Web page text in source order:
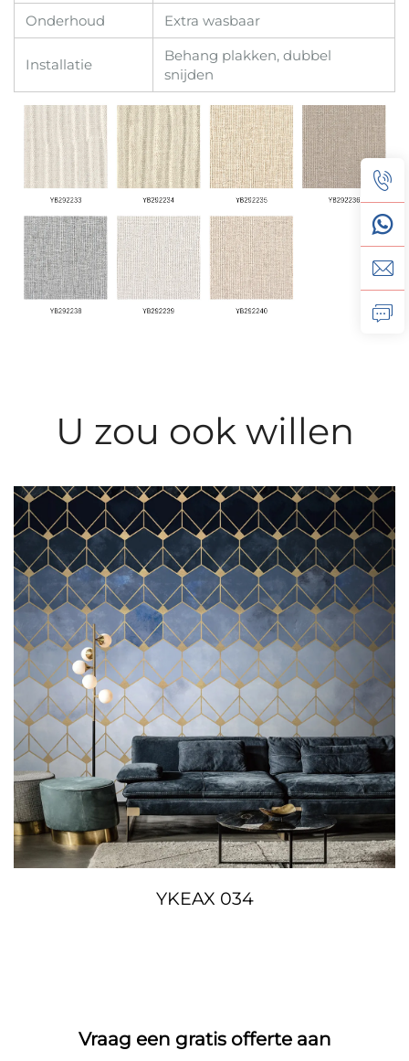
Onderhoud Extra wasbaar
Installatie
Behang plakken, dubbel
snijden
U zou ook willen
YKEAX 034
Vraag een gratis offerte aan